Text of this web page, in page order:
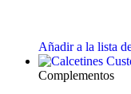
Añadir a la lista
Complementos